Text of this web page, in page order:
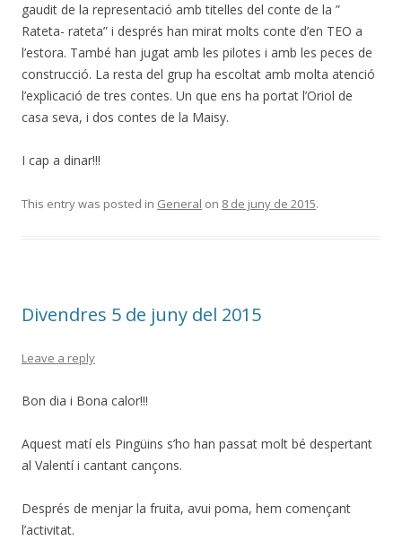
gaudit de la representació amb titelles del conte de la ”
Rateta- rateta” i després han mirat molts conte d’en TEO a
l’estora. També han jugat amb les pilotes i amb les peces de
construcció. La resta del grup ha escoltat amb molta atenció
l’explicació de tres contes. Un que ens ha portat l’Oriol de
casa seva, i dos contes de la Maisy.
I cap a dinar!!!
This entry was posted in General on 8 de juny de 2015.
Divendres 5 de juny del 2015
Leave a reply
Bon dia i Bona calor!!!
Aquest matí els Pingüins s’ho han passat molt bé despertant
al Valentí i cantant cançons.
Després de menjar la fruita, avui poma, hem començant
l’activitat.